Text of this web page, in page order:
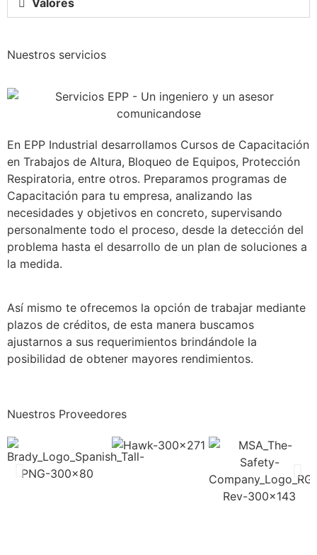
Valores
Nuestros servicios
En EPP Industrial desarrollamos Cursos de Capacitación
en Trabajos de Altura, Bloqueo de Equipos, Protección
Respiratoria, entre otros. Preparamos programas de
Capacitación para tu empresa, analizando las
necesidades y objetivos en concreto, supervisando
personalmente todo el proceso, desde la detección del
problema hasta el desarrollo de un plan de soluciones a
la medida.
Así mismo te ofrecemos la opción de trabajar mediante
plazos de créditos, de esta manera buscamos
ajustarnos a sus requerimientos brindándole la
posibilidad de obtener mayores rendimientos.
Nuestros Proveedores